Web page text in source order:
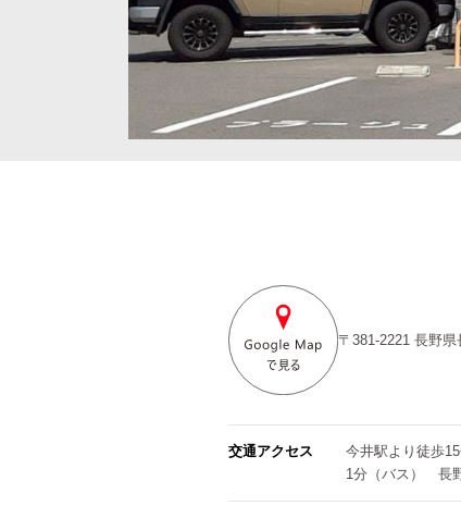
〒381-2221 長野県
交通アクセス
今井駅より徒歩
1分（バス） 長